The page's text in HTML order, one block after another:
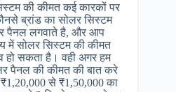
की कीमत कई कारकों पर
ब्रांड का सोलर सिस्टम
पैनल लगवाते है, और आप
में सोलर सिस्टम की कीमत
हो सकता है। वही अगर हम
पैनल की कीमत की बात करे
से ₹1,50,000 का